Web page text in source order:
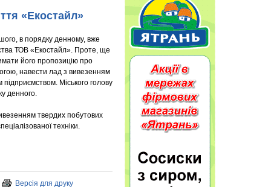
«Екостайл»
в порядку денному, вже
ТОВ «Екостайл». Проте, ще
його пропозицію про
навести лад з вивезенням
Міського голову
денного.
твердих побутових
техніки.
Версія для друку